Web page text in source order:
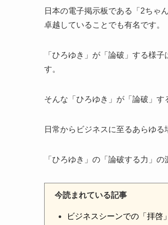
日本の電子掲示板である「2ちゃ
卓越していることでも有名です。
「ひろゆき」が「論破」する様
す。
そんな「ひろゆき」が「論破」す
日常からビジネスに至るあらゆ
「ひろゆき」の「論破する力」
今読まれている記事
ビジネスシーンでの「拝啓